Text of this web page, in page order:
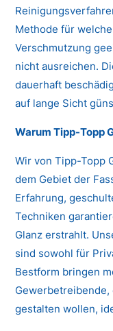
Methode für
Verschmutzung
nicht ausreichen.
dauerhaft
auf lange Sicht
Warum Tipp-Topp
Wir von Tipp-Topp
dem Gebiet der
Erfahrung,
Techniken
Glanz erstrahlt.
sind sowohl für
Bestform bringen
gestalten wollen,